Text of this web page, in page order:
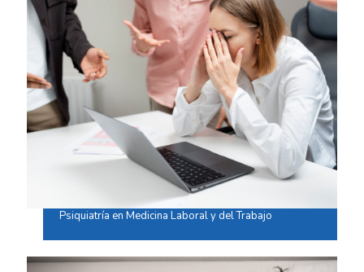
Psiquiatría en Medicina Laboral y del Trabajo